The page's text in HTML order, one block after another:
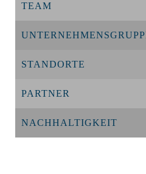
TEAM
STANDORTE
PARTNER
NACHHALTIGKEIT